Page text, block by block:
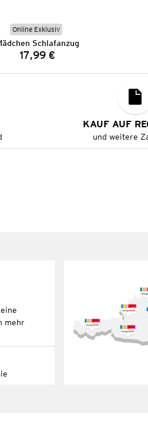
Online Exklusiv
Schlafanzug
Preis:
17,99 €
KAUF AUF
und weitere
mehr